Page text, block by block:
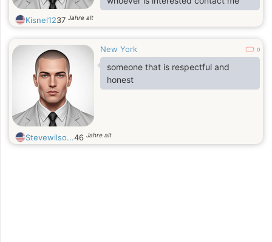
Kisnel1237 Jahre alt
New York 0
someone that is respectful and
honest
Stevewilso...46 Jahre alt